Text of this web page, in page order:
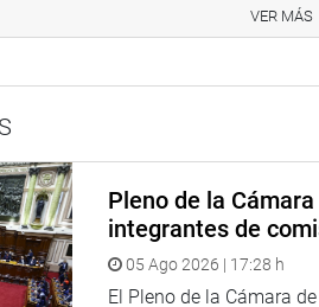
comprobados, “que es de
contra la violencia a los
que esperan ser
no existiera el consenso entre
que hacer un mea culpa, porque
para elegir al Defensor del Pueblo,
hacer votos para corregir esta
VER MÁS
Pleno de la
integrantes de
05 Ago 2026 | 17:28 h
El Pleno de la Cámara